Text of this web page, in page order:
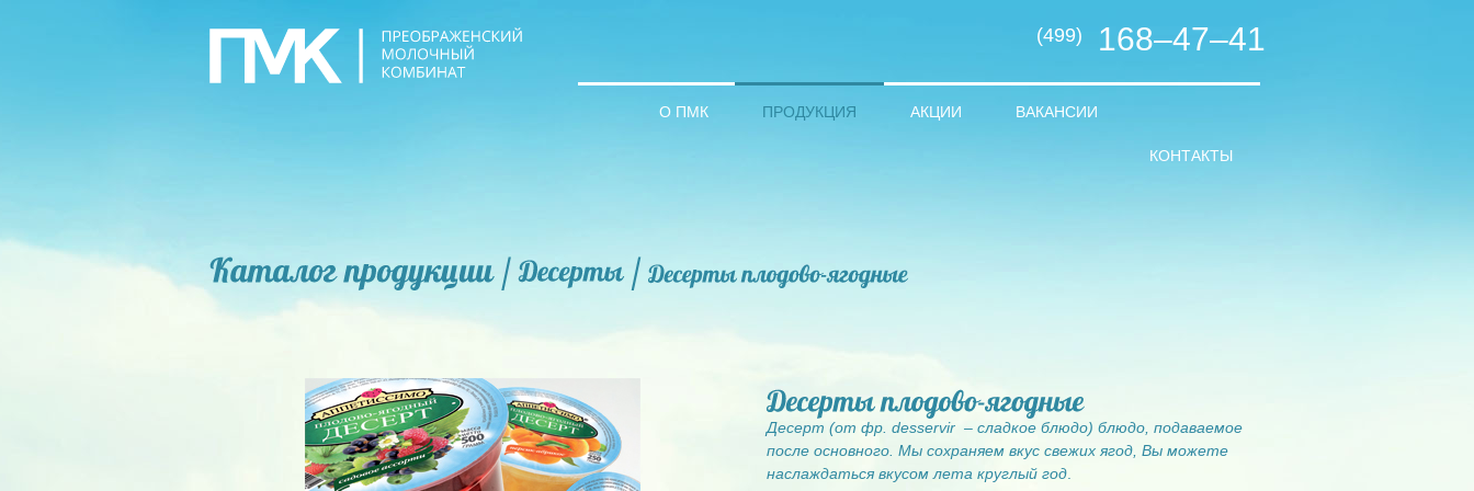
(499) 168–47–41
О ПМК ПРОДУКЦИЯ АКЦИИ ВАКАНСИИ
КОНТАКТЫ
Десерт (от фр. desservir – сладкое блюдо) блюдо, подаваемое
после основного. Мы сохраняем вкус свежих ягод, Вы можете
наслаждаться вкусом лета круглый год.